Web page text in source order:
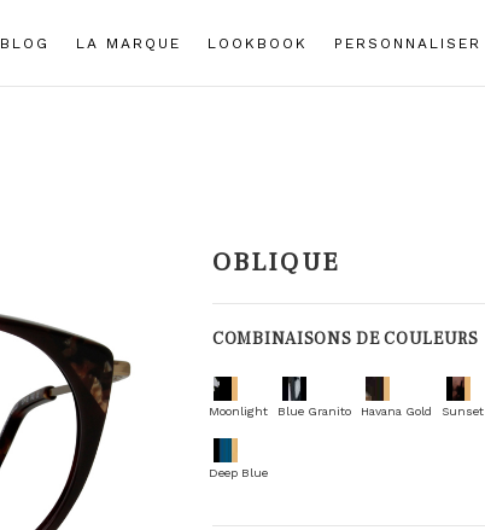
BLOG LA MARQUE LOOKBOOK PERSONNALISER
OBLIQUE
COMBINAISONS DE COULEURS
Moonlight Blue Granito Havana Gold Sunset
Deep Blue